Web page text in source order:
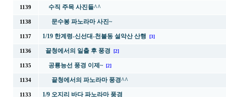
1139 수직 주목 사진들^^
1138 문수봉 파노라마 사진~
1137 1/19 한계령-신선대-천불동 설악산 산행 [3]
1136 끝청에서의 일출 후 풍경 [2]
1135 공룡능선 풍경 이제~ [2]
1134 끝청에서의 파노라마 풍경^^
1133 1/9 오지리 바다 파노라마 풍경